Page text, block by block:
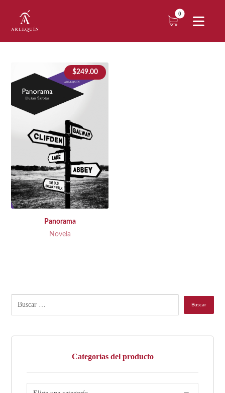
Panorama
Novela
$249.00
Categorías del producto